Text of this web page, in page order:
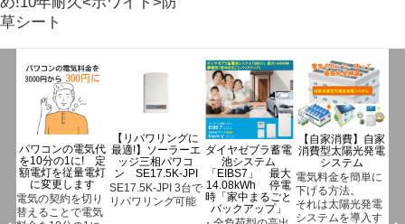
草シート
ダイヤゼブラ蓄電
池システム
「EIBS7」 最大
14.08kWh 停電
時「家中まるごと
バックアップ」
【自家消費】自家
消費型太陽光発電
システム
電気料金を簡単に
下げる方法。
それは太陽光発電
ジンコソーラー蓄
電池
「SUNTANK」
長期保証の15年
ジンコソーラー蓄
電池
「SUNTANK」
【eソラメンテ-Z
eZ-10】低圧発電
所のパネル点検は
これ1台でOK
【eソラメンテ-
Z(eZ-10)でできる